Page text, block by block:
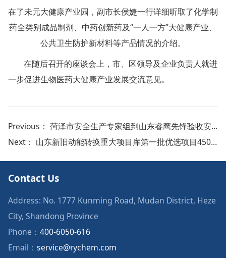
在了未元大健康产业园，副市长侯婕一行详细听取了化学制
药全类别成品制剂、中药创新药及“一人一方”大健康产业、
公共卫生防护新材料等产品情况的介绍。
在随后召开的座谈会上，市、区领导及企业负责人就进
一步促进生物医药大健康产业发展交流意见。
Previous： 菏泽市安全生产专家组到山东睿鹰先锋验收安全自动化改造
Next： 山东新旧动能转换重大项目库第一批优选项目450个（睿鹰第260个）
Contact Us
Address: No. 1777 Kunming Road, Mudan District, Heze
City, Shandong Province
Phone： 400-6050-616
Email： service@rychem.com